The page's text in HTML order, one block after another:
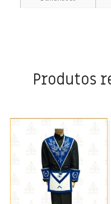
Produtos